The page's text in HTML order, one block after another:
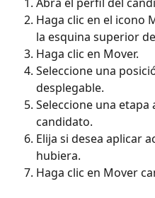
Haga clic en el icono
la esquina superior
Haga clic en Mover.
Seleccione una
desplegable.
Seleccione una etapa
candidato.
Elija si desea aplicar
hubiera.
Haga clic en Mover